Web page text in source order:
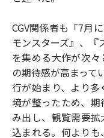
CGV関係者も「7月
モンスターズ』、『
を集める大作が次
の期待感が高まって
行が始まり、より
境が整ったため、
み出し、観覧需要
込まれる。何より